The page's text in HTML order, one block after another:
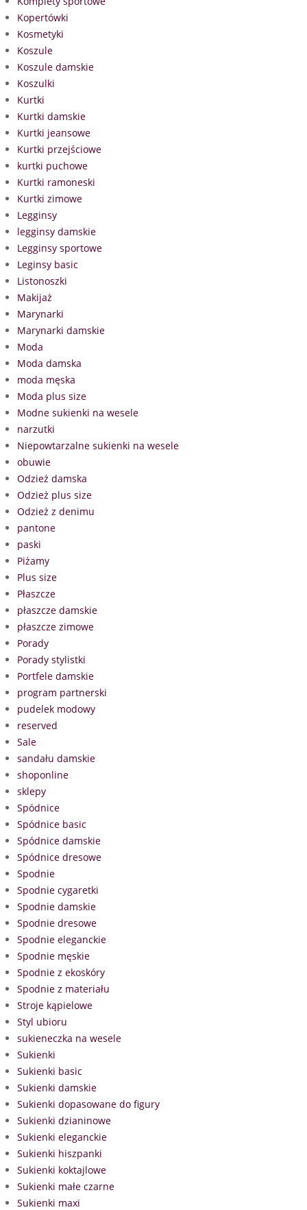
Kopertówki
Kosmetyki
Koszule
Koszule damskie
Koszulki
Kurtki
Kurtki damskie
Kurtki jeansowe
Kurtki przejściowe
kurtki puchowe
Kurtki ramoneski
Kurtki zimowe
Legginsy
legginsy damskie
Legginsy sportowe
Leginsy basic
Listonoszki
Makijaż
Marynarki
Marynarki damskie
Moda
Moda damska
moda męska
Moda plus size
Modne sukienki na wesele
narzutki
Niepowtarzalne sukienki na wesele
obuwie
Odzież damska
Odzież plus size
Odzież z denimu
pantone
paski
Piżamy
Plus size
Płaszcze
płaszcze damskie
płaszcze zimowe
Porady
Porady stylistki
Portfele damskie
program partnerski
pudelek modowy
reserved
Sale
sandału damskie
shoponline
sklepy
Spódnice
Spódnice basic
Spódnice damskie
Spódnice dresowe
Spodnie
Spodnie cygaretki
Spodnie damskie
Spodnie dresowe
Spodnie eleganckie
Spodnie męskie
Spodnie z ekoskóry
Spodnie z materiału
Stroje kąpielowe
Styl ubioru
sukieneczka na wesele
Sukienki
Sukienki basic
Sukienki damskie
Sukienki dopasowane do figury
Sukienki dzianinowe
Sukienki eleganckie
Sukienki hiszpanki
Sukienki koktajlowe
Sukienki małe czarne
Sukienki maxi